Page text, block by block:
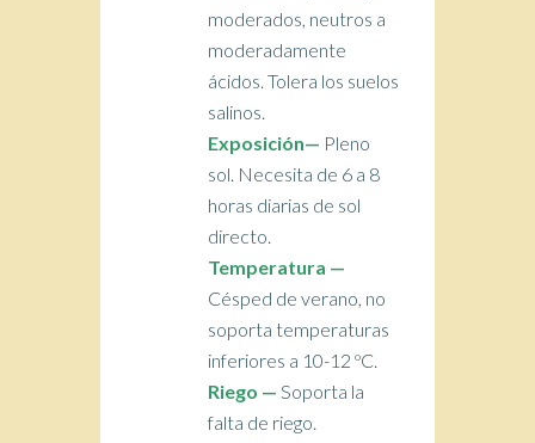
moderados, neutros a
moderadamente
ácidos. Tolera los suelos
salinos.
Exposición— Pleno
sol. Necesita de 6 a 8
horas diarias de sol
directo.
Temperatura —
Césped de verano, no
soporta temperaturas
inferiores a 10-12 ºC.
Riego — Soporta la
falta de riego.